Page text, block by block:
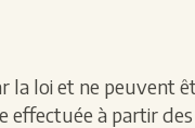
loi et ne peuvent
à partir